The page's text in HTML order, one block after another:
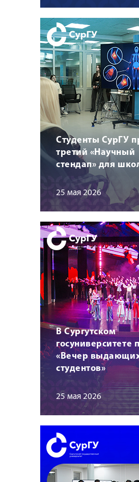
Студенты СурГУ
третий «Научный
стендап» для
25 мая 2026
В Сургутском
госуниверситете
«Вечер
студентов»
25 мая 2026